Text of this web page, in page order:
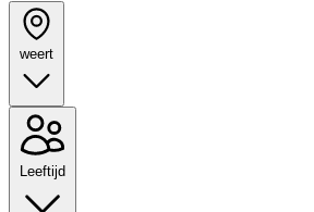
weert
Leeftijd